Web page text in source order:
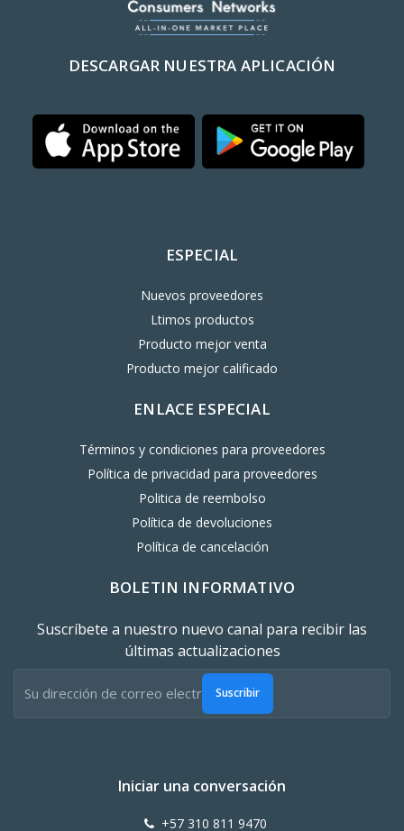
DESCARGAR NUESTRA APLICACIÓN
ESPECIAL
Nuevos proveedores
Ltimos productos
Producto mejor venta
Producto mejor calificado
ENLACE ESPECIAL
Términos y condiciones para proveedores
Política de privacidad para proveedores
Politica de reembolso
Política de devoluciones
Política de cancelación
BOLETIN INFORMATIVO
Suscríbete a nuestro nuevo canal para recibir las
últimas actualizaciones
Suscribir
Iniciar una conversación
+57 310 811 9470